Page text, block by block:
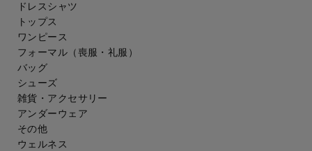
ドレスシャツ
トップス
ワンピース
フォーマル（喪服・礼服）
バッグ
シューズ
雑貨・アクセサリー
アンダーウェア
その他
ウェルネス